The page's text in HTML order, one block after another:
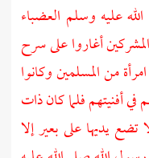
عليه وسلم العضباء
أغاروا على سرح
من المسلمين وكانوا
في أفنيتهم فلما كان ذات
يديها على بعير إلا